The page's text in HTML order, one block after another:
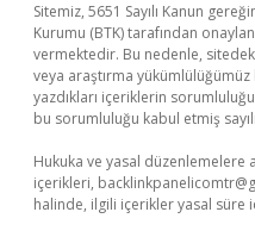
Sitemiz, 5651 Sayılı Kanun
Kurumu (BTK) tarafından
vermektedir. Bu nedenle,
veya araştırma
yazdıkları içeriklerin
bu sorumluluğu kabul etmiş
Hukuka ve yasal düzenlemelere
içerikleri,
halinde, ilgili içerikler yasal süre